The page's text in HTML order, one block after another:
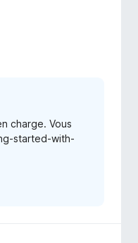
charge. Vous
started-with-